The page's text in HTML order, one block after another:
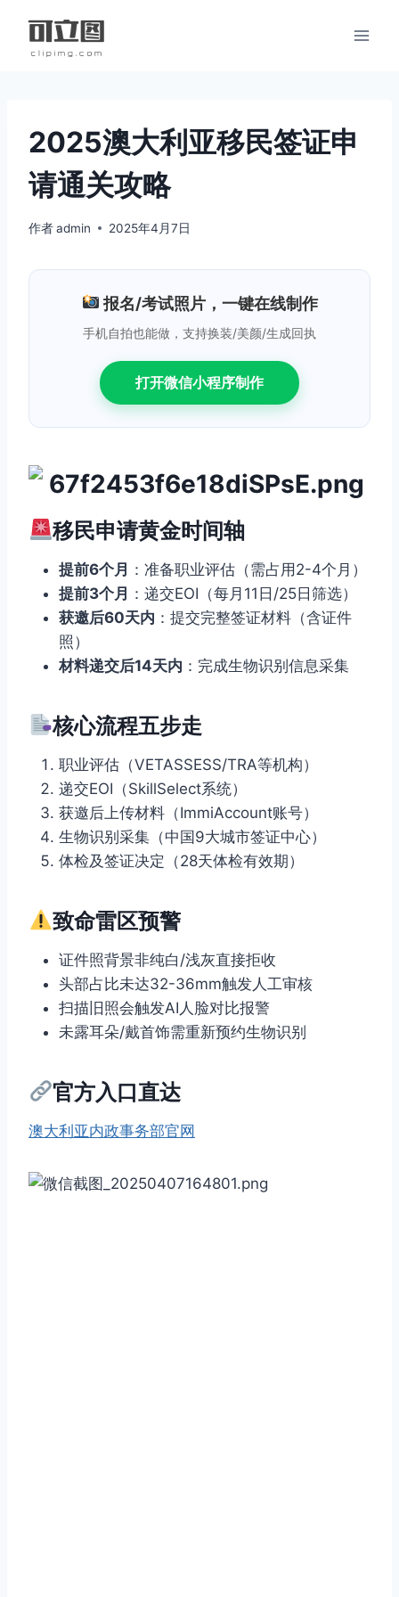
2025澳大利亚移民签证申
请通关攻略
作者admin 2025年4月7日
报名/考试照片，一键在线制作
手机自拍也能做，支持换装/美颜/生成回执
打开微信小程序制作
移民申请黄金时间轴
提前6个月 ：准备职业评估（需占用2-4个月）
提前3个月 ：递交EOI（每月11日/25日筛选）
获邀后60天内 ：提交完整签证材料（含证件
照）
材料递交后14天内 ：完成生物识别信息采集
核心流程五步走
职业评估（VETASSESS/TRA等机构）
递交EOI（SkillSelect系统）
获邀后上传材料（ImmiAccount账号）
生物识别采集（中国9大城市签证中心）
体检及签证决定（28天体检有效期）
致命雷区预警
证件照背景非纯白/浅灰直接拒收
头部占比未达32-36mm触发人工审核
扫描旧照会触发AI人脸对比报警
未露耳朵/戴首饰需重新预约生物识别
官方入口直达
澳大利亚内政事务部官网